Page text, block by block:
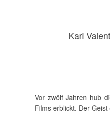
Karl
Vor zwölf Jahren hub
Films erblickt. Der